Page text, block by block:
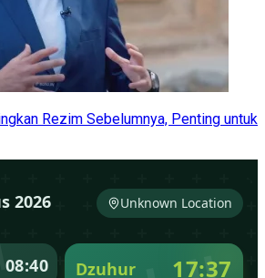
Rezim Sebelumnya, Penting untuk